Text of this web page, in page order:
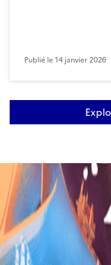
Publié le14 janvier 2026